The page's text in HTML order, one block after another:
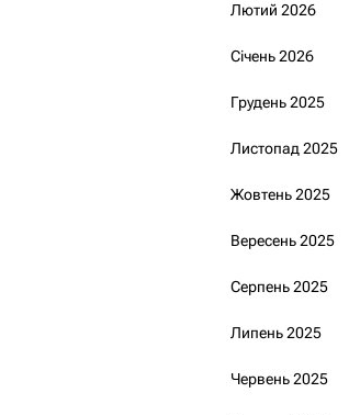
Лютий 2026
Січень 2026
Грудень 2025
Листопад 2025
Жовтень 2025
Вересень 2025
Серпень 2025
Липень 2025
Червень 2025